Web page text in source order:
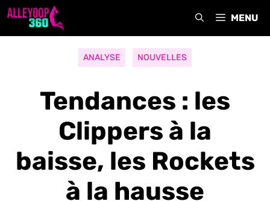
Aller
MENU
ANALYSE NOUVELLES
Tendances : les
Clippers à la
baisse, les Rockets
à la hausse